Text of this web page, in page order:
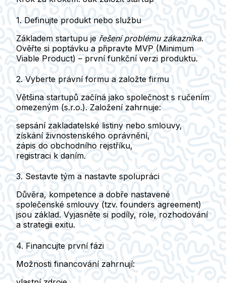
1. Definujte produkt nebo službu
Základem startupu je řešení problému zákazníka.
Ověřte si poptávku a připravte MVP (Minimum
Viable Product) – první funkční verzi produktu.
2. Vyberte právní formu a založte firmu
Většina startupů začíná jako společnost s ručením
omezeným (s.r.o.). Založení zahrnuje:
sepsání zakladatelské listiny nebo smlouvy,
získání živnostenského oprávnění,
zápis do obchodního rejstříku,
registraci k daním.
3. Sestavte tým a nastavte spolupráci
Důvěra, kompetence a dobře nastavené
společenské smlouvy (tzv. founders agreement)
jsou základ. Vyjasněte si podíly, role, rozhodování
a strategii exitu.
4. Financujte první fázi
Možnosti financování zahrnují: